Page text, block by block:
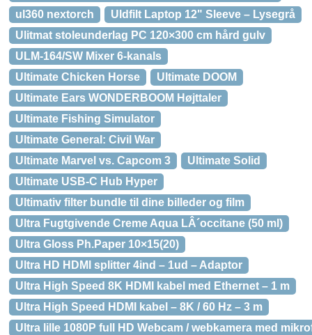
ul360 nextorch
Uldfilt Laptop 12" Sleeve – Lysegrå
Ulitmat stoleunderlag PC 120×300 cm hård gulv
ULM-164/SW Mixer 6-kanals
Ultimate Chicken Horse
Ultimate DOOM
Ultimate Ears WONDERBOOM Højttaler
Ultimate Fishing Simulator
Ultimate General: Civil War
Ultimate Marvel vs. Capcom 3
Ultimate Solid
Ultimate USB-C Hub Hyper
Ultimativ filter bundle til dine billeder og film
Ultra Fugtgivende Creme Aqua LÂ´occitane (50 ml)
Ultra Gloss Ph.Paper 10×15(20)
Ultra HD HDMI splitter 4ind – 1ud – Adaptor
Ultra High Speed 8K HDMI kabel med Ethernet – 1 m
Ultra High Speed HDMI kabel – 8K / 60 Hz – 3 m
Ultra lille 1080P full HD Webcam / webkamera med